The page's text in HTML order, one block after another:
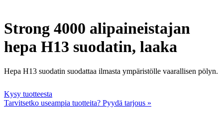
Strong 4000 alipaineistajan
hepa H13 suodatin, laaka
Hepa H13 suodatin suodattaa ilmasta ympäristölle vaarallisen pölyn.
Kysy tuotteesta
Tarvitsetko useampia tuotteita? Pyydä tarjous »